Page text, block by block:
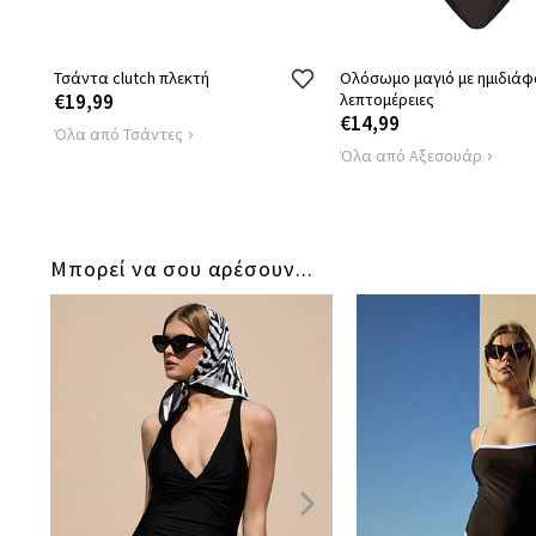
Τσάντα clutch πλεκτή
€19,99
Όλα από Τσάντες
Ολόσωμο μαγιό με
λεπτομέρειες
€14,99
Όλα από Αξεσουάρ
Μπορεί να σου αρέσουν...